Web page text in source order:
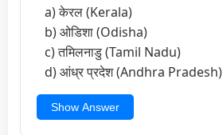
a) केरल (Kerala)
b) ओडिशा (Odisha)
c) तमिलनाडु (Tamil Nadu)
d) आंध्र प्रदेश (Andhra Pradesh)
Show Answer